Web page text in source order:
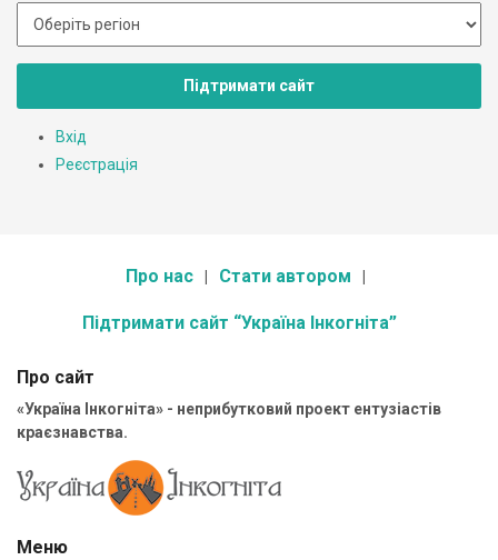
Підтримати сайт
Вхід
Реєстрація
Про нас Стати автором
Підтримати сайт “Україна Інкогніта”
Про сайт
«Україна Інкогніта» - неприбутковий проект ентузіастів
краєзнавства.
Меню